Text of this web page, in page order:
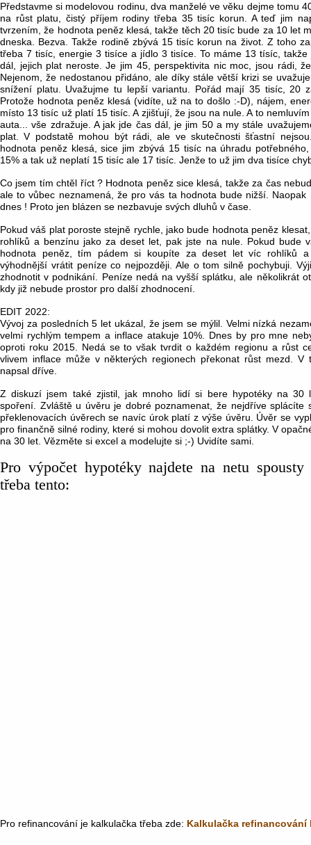
Představme si modelovou rodinu, dva manželé ve věku dejme tomu
na růst platu, čistý příjem rodiny třeba 35 tisíc korun. A teď jim
tvrzením, že hodnota peněz klesá, takže těch 20 tisíc bude za 10 let
dneska. Bezva. Takže rodině zbývá 15 tisíc korun na život. Z toho
třeba 7 tisíc, energie 3 tisíce a jídlo 3 tisíce. To máme 13 tísíc,
dál, jejich plat neroste. Je jim 45, perspektivita nic moc, jsou rádi,
Nejenom, že nedostanou přidáno, ale díky stále větší krizi se
snížení platu. Uvažujme tu lepší variantu. Pořád mají 35 tisíc, 20
Protože hodnota peněz klesá (vidíte, už na to došlo :-D), nájem,
místo 13 tisíc už platí 15 tisíc. A zjišťují, že jsou na nule. A to
auta... vše zdražuje. A jak jde čas dál, je jim 50 a my stále
plat. V podstatě mohou být rádi, ale ve skutečnosti šťastní
hodnota peněz klesá, sice jim zbývá 15 tisíc na úhradu
15% a tak už neplatí 15 tisíc ale 17 tisíc. Jenže to už jim dva tisíce
Co jsem tím chtěl říct ? Hodnota peněz sice klesá, takže za čas
ale to vůbec neznamená, že pro vás ta hodnota bude nižší.
dnes ! Proto jen blázen se nezbavuje svých dluhů v čase.
Pokud váš plat poroste stejně rychle, jako bude hodnota peněz
rohlíků a benzínu jako za deset let, pak jste na nule. Pokud bude
hodnota peněz, tím pádem si koupíte za deset let víc rohlíků a
výhodnější vrátit peníze co nejpozději. Ale o tom silně pochybuji.
zhodnotit v podnikání. Peníze nedá na vyšší splátku, ale několikrát
kdy již nebude prostor pro další zhodnocení.
EDIT 2022:
Vývoj za posledních 5 let ukázal, že jsem se mýlil. Velmi nízká
velmi rychlým tempem a inflace atakuje 10%. Dnes by pro mne
oproti roku 2015. Nedá se to však tvrdit o každém regionu a růst
vlivem inflace může v některých regionech překonat růst mezd.
napsal dříve.
Z diskuzí jsem také zjistil, jak mnoho lidí si bere hypotéky na 30
spoření. Zvláště u úvěru je dobré poznamenat, že nejdříve splácíte
překlenovacích úvěrech se navíc úrok platí z výše úvěru. Úvěr se
pro finančně silné rodiny, které si mohou dovolit extra splátky. V
na 30 let. Vězměte si excel a modelujte si ;-) Uvidíte sami.
Pro výpočet hypotéky najdete na netu
třeba tento:
Pro refinancování je kalkulačka třeba zde: Kalkulačka refinancování